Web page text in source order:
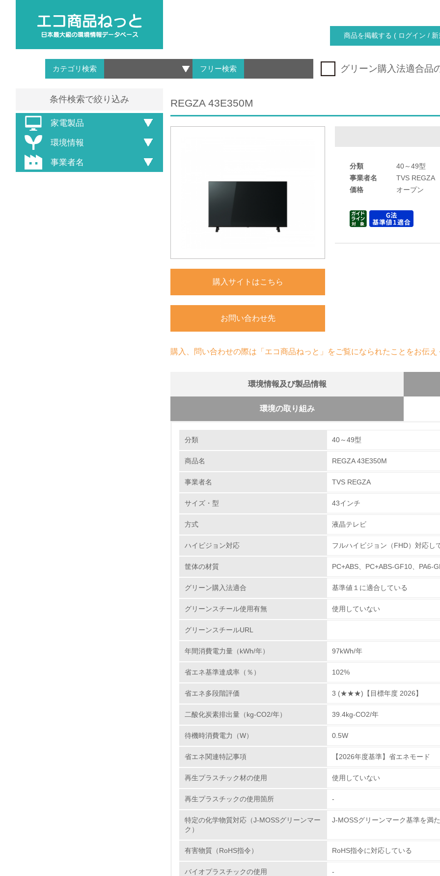
商品を掲載する ( ログイン / 新
カテゴリ検索 フリー検索 グリーン購入法適合品
条件検索で絞り込み
家電製品
環境情報
事業者名
REGZA 43E350M
購入サイトはこちら
お問い合わせ先
分類
40～49型
事業者名
TVS REGZA
価格
オープン
購入、問い合わせの際は「エコ商品ねっと」をご覧になられたことをお伝え
環境情報及び製品情報
環境の取り組み
1.環境取り組み体制
No.
5. 環境取り組み体制と成果を定期的に検証して次の活動に活かして
6. 従業員が環境方針に基づいて自分の業務の中で行うべき環境対
7. 環境活動に関する規格やプログラムを導入している
8. 第三者認証を取得している
9. <L1> 資源（投入原料、水等）とエネルギー（電力、重油、ガス
長期使用のための修理体制について
お届けできるように、設計段階で各種信頼性試験を実施し、使用
365日24時間承っております。お客様に、より長く製品を愛用し
きまして全国アフターサービス体制を整えております。又、補修
ます。
3R(Reduce,Reuse,Recycle)による環境保護を目的とし機種別に
この中でDFR(Design For Recycle)の評価を行い改善に取り組
（F/C、B/C）については底面部に材料名と材料グレードまで、
バイオプラスチックの環境影響評価
バイオプラスチックのリサイクルに向けた取り組み
分類 40～49型
商品名 REGZA 43E350M
事業者名 TVS REGZA
サイズ・型 43インチ
方式 液晶テレビ
ハイビジョン対応 フルハイビジョン（FHD）対応し
筐体の材質 PC+ABS、PC+ABS-GF10、PA6-
グリーン購入法適合 基準値１に適合している
グリーンスチール使用有無 使用していない
グリーンスチールURL
年間消費電力量（kWh/年） 97kWh/年
省エネ基準達成率（％） 102%
省エネ多段階評価 3 (★★★)【目標年度 2026】
二酸化炭素排出量（kg-CO2/年） 39.4kg-CO2/年
待機時消費電力（W） 0.5W
省エネ関連特記事項 【2026年度基準】省エネモード
再生プラスチック材の使用 使用していない
再生プラスチックの使用箇所 -
特定の化学物質対応（J-MOSSグリーンマー
ク）
J-MOSSグリーンマーク基準を満
有害物質（RoHS指令） RoHS指令に対応している
バイオプラスチックの使用 -